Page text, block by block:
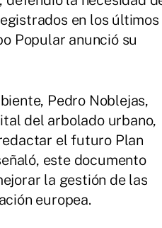
en los últimos
Popular anunció su
Pedro Noblejas,
del arbolado urbano,
el futuro Plan
este documento
la gestión de las
europea.